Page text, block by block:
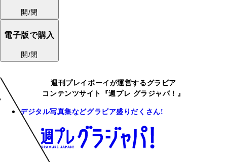
開/閉
電子版で購入
開/閉
週刊プレイボーイが運営するグラビア
コンテンツサイト『週プレ グラジャパ！』
デジタル写真集などグラビア盛りだくさん!